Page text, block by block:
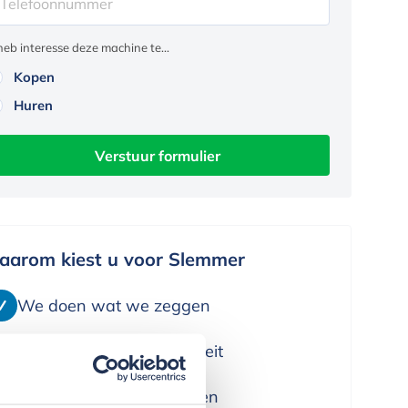
interesse deze machine te...
Kopen
Huren
Verstuur formulier
kiest u voor Slemmer
We doen wat we zeggen
We leveren alleen kwaliteit
We denken in oplossingen